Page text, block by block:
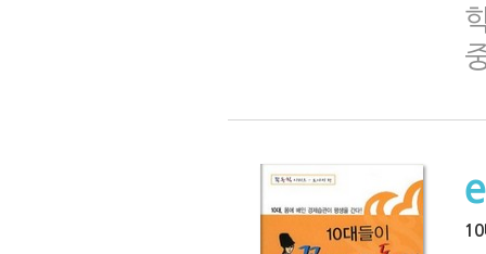
10